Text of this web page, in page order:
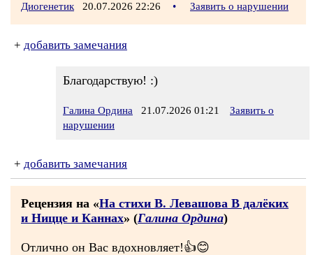
Диогенетик 20.07.2026 22:26 • Заявить о нарушении
+ добавить замечания
Благодарствую! :)
Галина Ордина 21.07.2026 01:21
Заявить о
нарушении
+ добавить замечания
Рецензия на «На стихи В. Левашова В далёких
и Ницце и Каннах» (Галина Ордина)
Отлично он Вас вдохновляет!👍😊